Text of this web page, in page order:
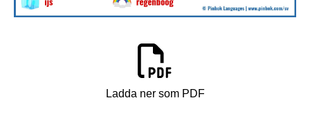
Ladda ner som PDF